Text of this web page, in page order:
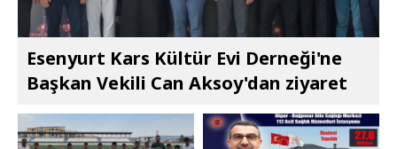
Esenyurt Kars Kültür Evi Derneği'ne
Başkan Vekili Can Aksoy'dan ziyaret